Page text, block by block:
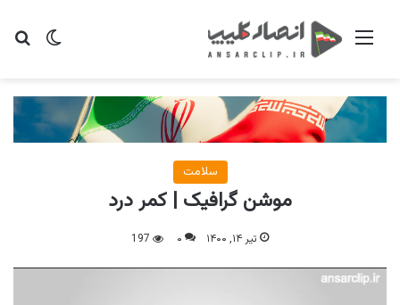
تغییر منو
سلامت
موشن گرافیک | کمر درد
تیر ۱۴, ۱۴۰۰ ۰ 197
نمایشگر
ویدیو